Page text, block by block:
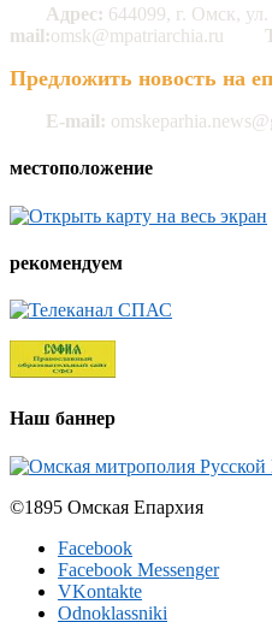
Адрес: 644099, г. Омск,
mail:omsk@mpatriarchia.ru
Предложить новость на
E-mail:
местоположение
рекомендуем
Наш баннер
©1895 Омская Епархия
Facebook
Facebook Messenger
VKontakte
Odnoklassniki